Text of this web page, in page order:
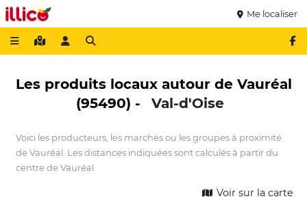
Me localiser
Les produits locaux autour de Vauréal
(95490) -
Val-d'Oise
Voici les producteurs, les marchés ou les groupes à proximité
de Vauréal. Les distances indiquées sont calculés à partir du
centre de Vauréal.
Voir sur la carte